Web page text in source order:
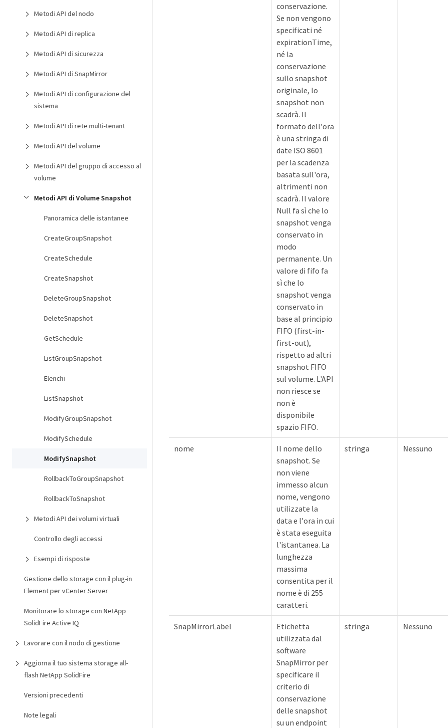
Metodi API del nodo
Metodi API di replica
Metodi API di sicurezza
Metodi API di SnapMirror
Metodi API di configurazione del
sistema
Metodi API di rete multi-tenant
Metodi API del volume
Metodi API del gruppo di accesso al
volume
Metodi API di Volume Snapshot
Panoramica delle istantanee
CreateGroupSnapshot
CreateSchedule
CreateSnapshot
DeleteGroupSnapshot
DeleteSnapshot
GetSchedule
ListGroupSnapshot
Elenchi
ListSnapshot
ModifyGroupSnapshot
ModifySchedule
ModifySnapshot
RollbackToGroupSnapshot
RollbackToSnapshot
Metodi API dei volumi virtuali
Controllo degli accessi
Esempi di risposte
Gestione dello storage con il plug-in
Element per vCenter Server
Monitorare lo storage con NetApp
SolidFire Active IQ
Lavorare con il nodo di gestione
Aggiorna il tuo sistema storage all-
flash NetApp SolidFire
Versioni precedenti
Note legali
conservazione.
Se non vengono
specificati né
expirationTime,
né la
conservazione
sullo snapshot
originale, lo
snapshot non
scadrà. Il
formato dell'ora
è una stringa di
date ISO 8601
per la scadenza
basata sull'ora,
altrimenti non
scadrà. Il valore
Null fa sì che lo
snapshot venga
conservato in
modo
permanente. Un
valore di fifo fa
sì che lo
snapshot venga
conservato in
base al principio
FIFO (first-in-
first-out),
rispetto ad altri
snapshot FIFO
sul volume. L'API
non riesce se
non è
disponibile
spazio FIFO.
nome
Il nome dello
snapshot. Se
non viene
immesso alcun
nome, vengono
utilizzate la
data e l'ora in cui
è stata eseguita
l'istantanea. La
lunghezza
massima
consentita per il
nome è di 255
caratteri.
stringa Nessuno
SnapMirrorLabel
Etichetta
utilizzata dal
software
SnapMirror per
specificare il
criterio di
conservazione
delle snapshot
su un endpoint
stringa Nessuno